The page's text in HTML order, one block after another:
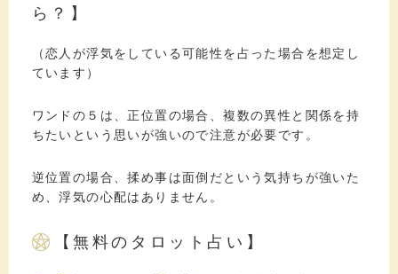
ら？】
（恋人が浮気をしている可能性を占った場合を想定し
ています）
ワンドの５は、正位置の場合、複数の異性と関係を持
ちたいという思いが強いので注意が必要です。
逆位置の場合、揉め事は面倒だという気持ちが強いた
め、浮気の心配はありません。
【無料のタロット占い】